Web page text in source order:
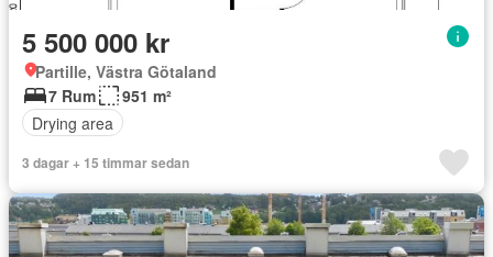
5 500 000 kr
Partille, Västra Götaland
7 Rum
951 m²
Drying area
3 dagar + 15 timmar sedan